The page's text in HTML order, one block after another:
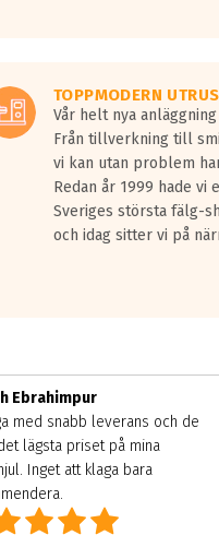
TOPPMODERN
Vår helt nya
Från tillverkning till
vi kan utan problem
Redan år 1999 hade vi
Sveriges största fälg-
och idag sitter vi på
Ebrahimpur
med snabb leverans och de
lägsta priset på mina
Inget att klaga bara